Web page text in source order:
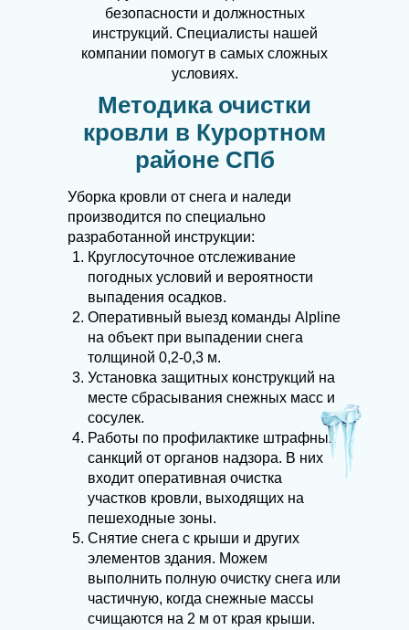
безопасности и должностных
инструкций. Специалисты нашей
компании помогут в самых сложных
условиях.
Методика очистки
кровли в Курортном
районе СПб
Уборка кровли от снега и наледи
производится по специально
разработанной инструкции:
Круглосуточное отслеживание
погодных условий и вероятности
выпадения осадков.
Оперативный выезд команды Alpline
на объект при выпадении снега
толщиной 0,2-0,3 м.
Установка защитных конструкций на
месте сбрасывания снежных масс и
сосулек.
Работы по профилактике штрафных
санкций от органов надзора. В них
входит оперативная очистка
участков кровли, выходящих на
пешеходные зоны.
Снятие снега с крыши и других
элементов здания. Можем
выполнить полную очистку снега или
частичную, когда снежные массы
счищаются на 2 м от края крыши.